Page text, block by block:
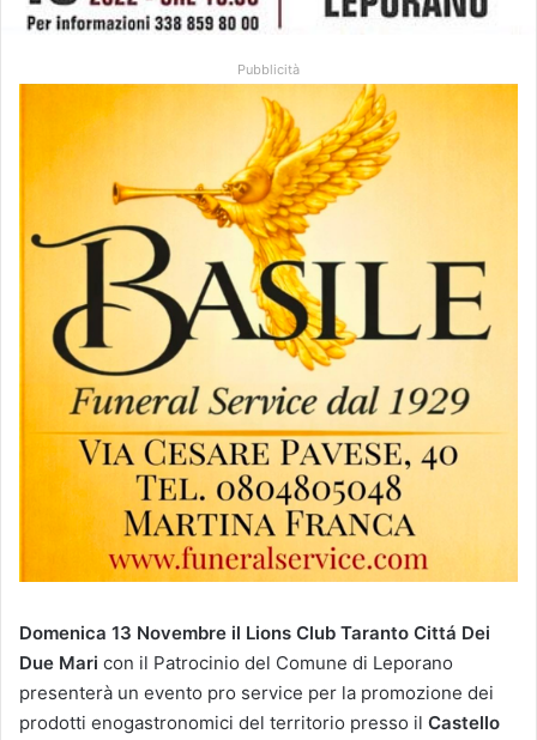
Pubblicità
Domenica 13 Novembre il Lions Club Taranto Cittá Dei
Due Mari con il Patrocinio del Comune di Leporano
presenterà un evento pro service per la promozione dei
prodotti enogastronomici del territorio presso il Castello